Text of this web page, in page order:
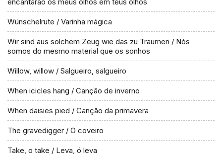
Wünschelrute / Varinha mágica
Wir sind aus solchem Zeug wie das zu Träumen / Nós
somos do mesmo material que os sonhos
Willow, willow / Salgueiro, salgueiro
When icicles hang / Canção de inverno
When daisies pied / Canção da primavera
The gravedigger / O coveiro
Take, o take / Leva, ó leva